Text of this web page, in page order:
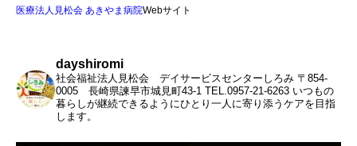
医療法人見松会 あきやま病院Webサイト
dayshiromi
社会福祉法人見松会 デイサービスセンターしろみ 〒854-
0005 長崎県諫早市城見町43-1 TEL.0957-21-6263 いつもの
暮らしが継続できるようにひとり一人に寄り添うケアを目指
します。